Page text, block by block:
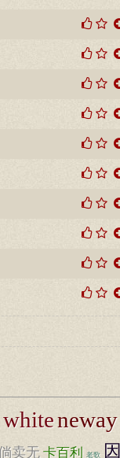
whiteneway
卖无 卡百利 老歌